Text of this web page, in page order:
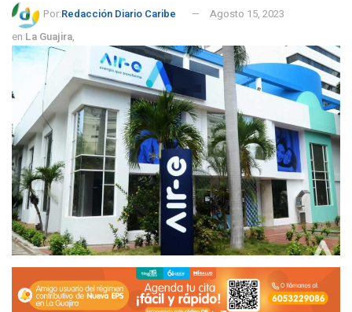
Por:Redacción Diario Caribe
Agosto 15, 2023
en La Guajira,